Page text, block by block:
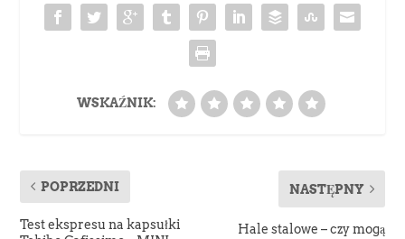
WSKAŹNIK:
POPRZEDNI
Test ekspresu na kapsułki
NASTĘPNY
Hale stalowe – czy mogą